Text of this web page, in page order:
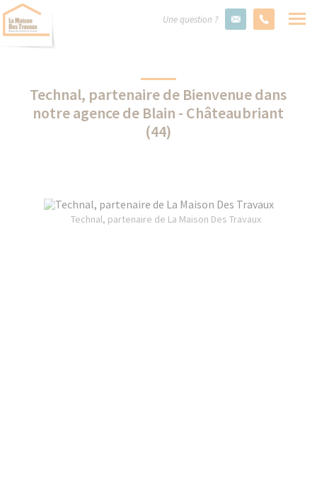
Une question ?
Technal, partenaire de Bienvenue dans
notre agence de Blain - Châteaubriant
(44)
Technal, partenaire de La Maison Des Travaux